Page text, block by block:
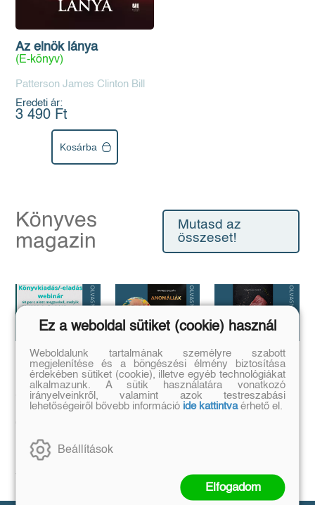
Az elnök lánya
(E-könyv)
Patterson James Clinton Bill
Eredeti ár:
3 490 Ft
Kosárba
Könyves
magazin
Mutasd az
összeset!
Megírtad a
könyvedet, de
azt is tudod,
hogyan add
Időpont: június
16., 18:00-19:00
Anomáliák
Mi történik akkor,
ha létezik egy
olyan tárgy, ami
...és mi van ha
mégis?
...a legrosszabb
helyzetből is lehet
Ez a weboldal sütiket (cookie) használ
Weboldalunk tartalmának személyre szabott
megjelenítése és a böngészési élmény biztosítása
érdekében sütiket (cookie), illetve egyéb technológiákat
alkalmazunk. A sütik használatára vonatkozó
irányelveinkről, valamint azok testreszabási
lehetőségeiről bővebb információ ide kattintvaérhető el.
Beállítások
Elfogadom